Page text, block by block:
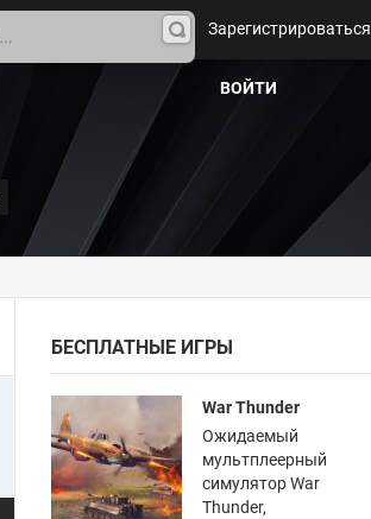
На
йти
Зарегистрироваться
ВОЙТИ
БЕСПЛАТНЫЕ ИГРЫ
War Thunder
Ожидаемый
мультплеерный
симулятор War
Thunder,